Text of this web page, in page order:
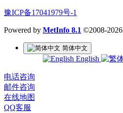
豫ICP备17041979号-1
Powered by MetInfo 8.1 ©2008-2026
简体中文
English
电话咨询
邮件咨询
在线地图
QQ客服